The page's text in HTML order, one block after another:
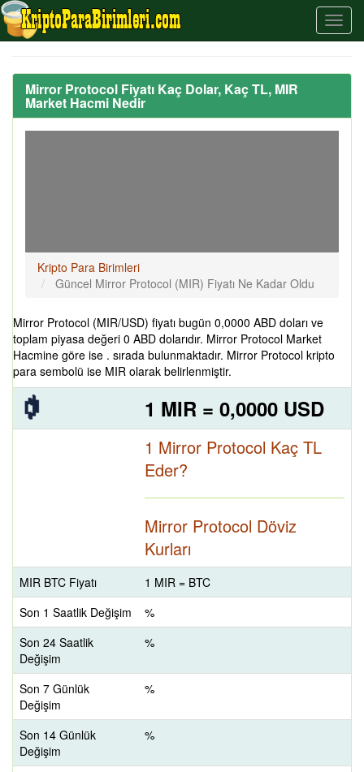
Mirror Protocol Fiyatı Kaç Dolar, Kaç TL, MIR
Market Hacmi Nedir
Kripto Para Birimleri
Güncel Mirror Protocol (MIR) Fiyatı Ne Kadar Oldu
Mirror Protocol (MIR/USD) fiyatı bugün 0,0000 ABD doları ve
toplam piyasa değeri 0 ABD dolarıdır. Mirror Protocol Market
Hacmine göre ise . sırada bulunmaktadır. Mirror Protocol kripto
para sembolü ise MIR olarak belirlenmiştir.
1 MIR = 0,0000 USD
1 Mirror Protocol Kaç TL
Eder?
Mirror Protocol Döviz
Kurları
MIR BTC Fiyatı
1 MIR = BTC
Son 1 Saatlik Değişim
%
Son 24 Saatlik
Değişim
%
Son 7 Günlük
Değişim
%
Son 14 Günlük
Değişim
%